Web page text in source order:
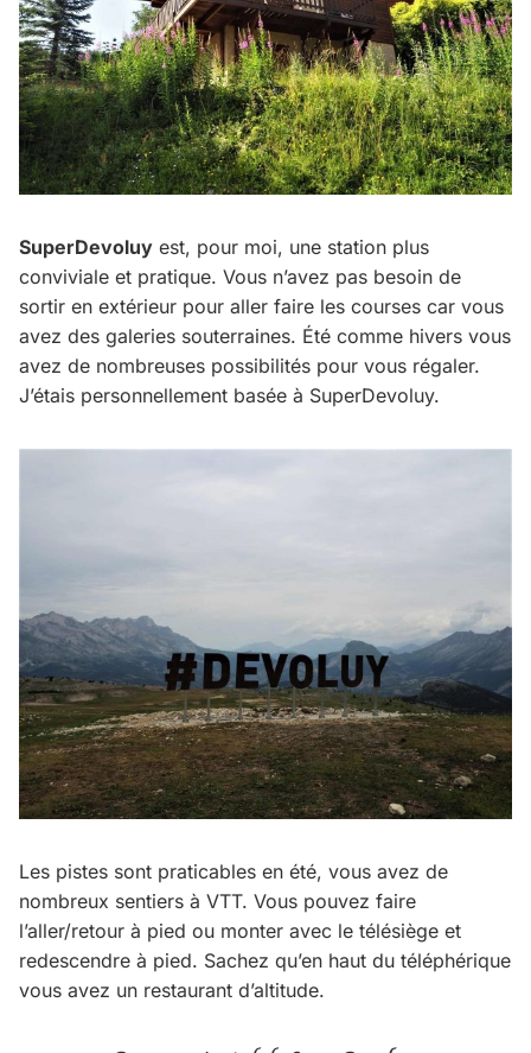
SuperDevoluy est, pour moi, une station plus
conviviale et pratique. Vous n’avez pas besoin de
sortir en extérieur pour aller faire les courses car vous
avez des galeries souterraines. Été comme hivers vous
avez de nombreuses possibilités pour vous régaler.
J’étais personnellement basée à SuperDevoluy.
Les pistes sont praticables en été, vous avez de
nombreux sentiers à VTT. Vous pouvez faire
l’aller/retour à pied ou monter avec le télésiège et
redescendre à pied. Sachez qu’en haut du téléphérique
vous avez un restaurant d’altitude.